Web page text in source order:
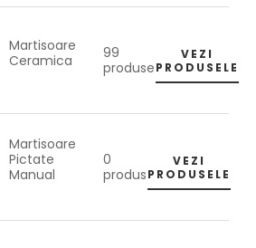
Martisoare
Ceramica
99
produse
VEZI
PRODUSELE
Martisoare
Pictate
Manual
0
produs
VEZI
PRODUSELE